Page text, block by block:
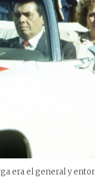
era el general y